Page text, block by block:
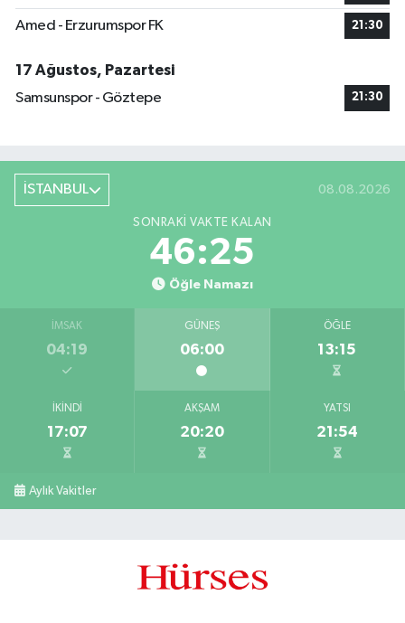
Amed - Erzurumspor FK 21:30
17 Ağustos, Pazartesi
Samsunspor - Göztepe
21:30
İSTANBUL 08.08.2026
SONRAKI VAKTE KALAN
46:24
Öğle Namazı
İMSAK
04:19
GÜNEŞ
06:00
ÖĞLE
13:15
İKINDI
17:07
AKŞAM
20:20
YATSI
21:54
Aylık Vakitler